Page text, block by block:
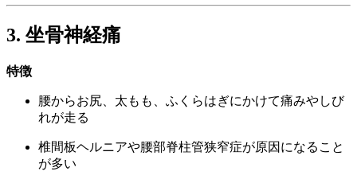
3. 坐骨神経痛
特徴
腰からお尻、太もも、ふくらはぎにかけて痛みやしび
れが走る
椎間板ヘルニアや腰部脊柱管狭窄症が原因になること
が多い